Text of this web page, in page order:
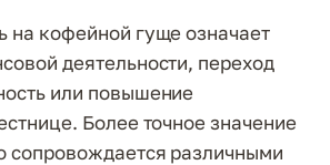
на кофейной гуще означает
деятельности, переход
или повышение
Более точное значение
сопровождается различными